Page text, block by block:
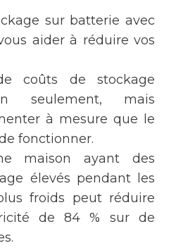
sur batterie avec
aider à réduire vos
coûts de stockage
seulement, mais
à mesure que le
fonctionner.
maison ayant des
élevés pendant les
froids peut réduire
de 84 % sur de